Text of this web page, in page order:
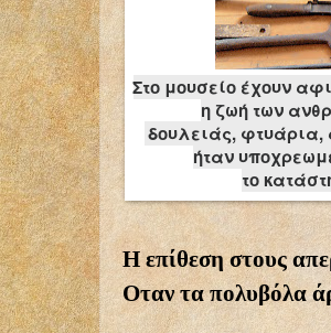
Στο μουσείο έχουν
η ζωή των
δουλειάς, φτυάρια,
ήταν
το
Η επίθεση στους
Οταν τα πολυβόλα